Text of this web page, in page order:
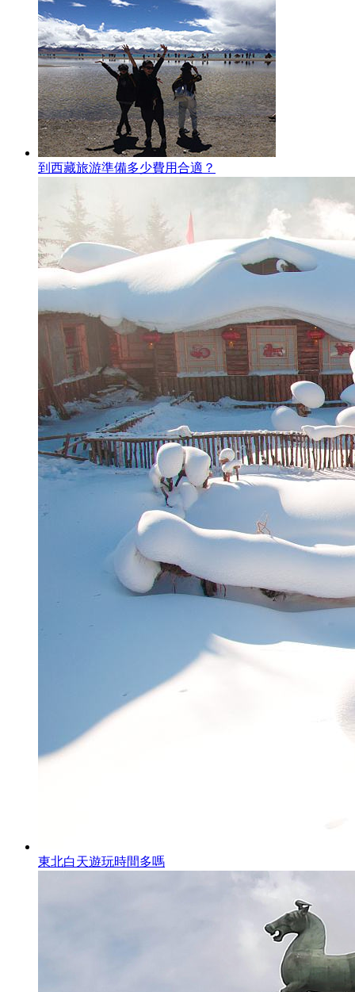
到西藏旅游準備多少費用合適？
東北白天遊玩時間多嗎